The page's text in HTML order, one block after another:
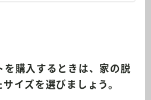
を購入するときは、家の脱
イズを選びましょう。